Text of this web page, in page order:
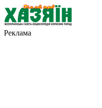
Реклама